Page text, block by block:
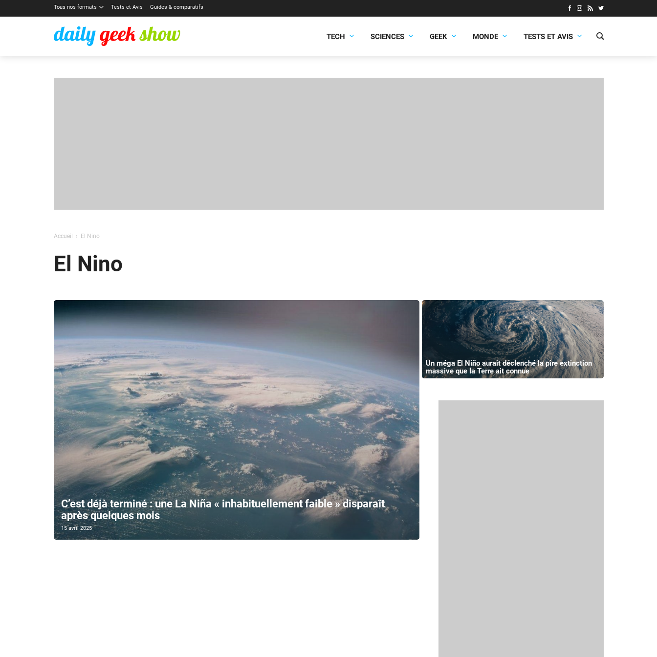
Tous nos formats Tests et Avis Guides & comparatifs
TECH SCIENCES GEEK MONDE TESTS ET AVIS
Accueil El Nino
El Nino
C’est déjà terminé : une La Niña « inhabituellement faible » disparaît
après quelques mois
15 avril 2025
Un méga El Niño aurait déclenché la pire extinction
massive que la Terre ait connue